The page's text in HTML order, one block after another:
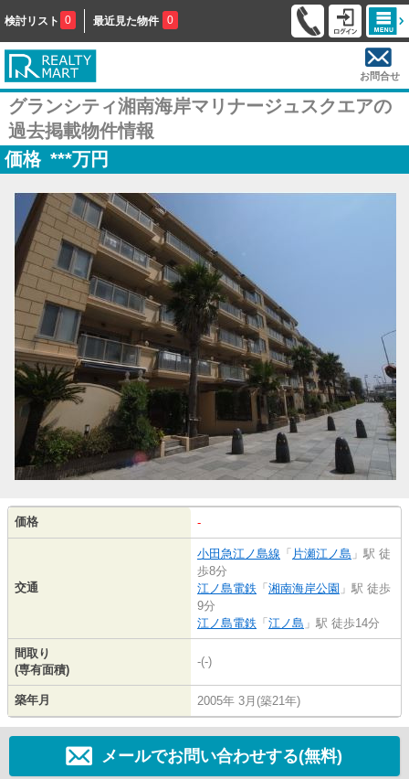
検討リスト 0 最近見た物件 0
お問合せ
グランシティ湘南海岸マリナージュスクエアの
過去掲載物件情報
価格 ***万円
価格 -
交通
小田急江ノ島線 「 片瀬江ノ島 」駅 徒
歩8分
江ノ島電鉄 「 湘南海岸公園 」駅 徒歩
9分
江ノ島電鉄 「 江ノ島 」駅 徒歩14分
間取り
(専有面積)
-(-)
築年月 2005年 3月(築21年)
メールでお問い合わせする(無料)